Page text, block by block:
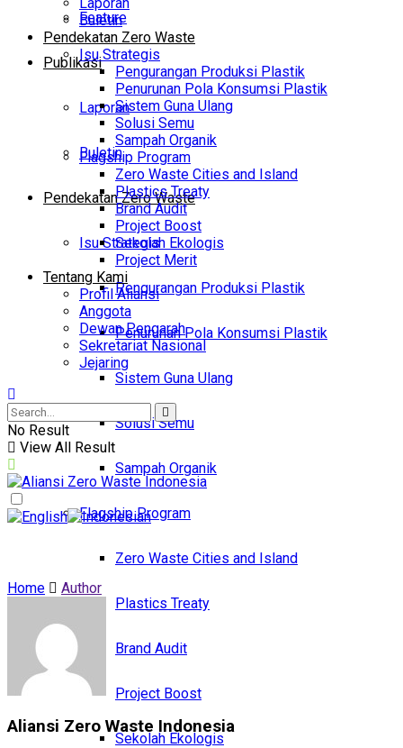
Feature
Publikasi
Laporan
Buletin
Pendekatan Zero Waste
Isu Strategis
Pengurangan Produksi Plastik
Penurunan Pola Konsumsi Plastik
Sistem Guna Ulang
Solusi Semu
Sampah Organik
Flagship Program
Zero Waste Cities and Island
Plastics Treaty
Brand Audit
Project Boost
Sekolah Ekologis
Buletin
Pendekatan Zero Waste
Isu Strategis
Pengurangan Produksi Plastik
Penurunan Pola Konsumsi Plastik
Sistem Guna Ulang
Solusi Semu
Sampah Organik
Flagship Program
Zero Waste Cities and Island
Plastics Treaty
Brand Audit
Project Boost
Sekolah Ekologis
Project Merit
Tentang Kami
Profil Aliansi
Anggota
Dewan Pengarah
Sekretariat Nasional
Jejaring
No Result
View All Result
Home Author
Aliansi Zero Waste Indonesia